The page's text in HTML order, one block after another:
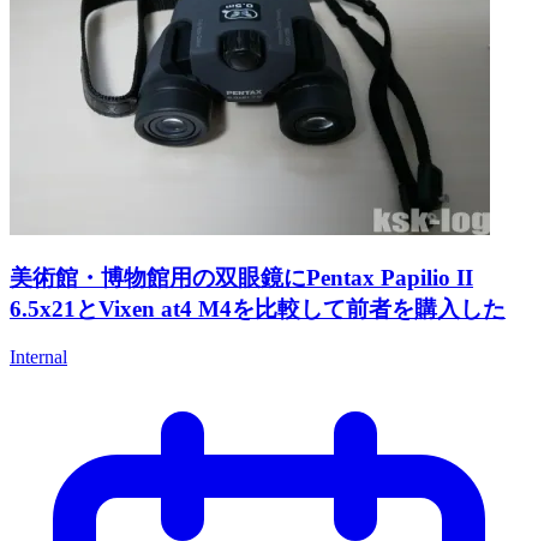
美術館・博物館用の双眼鏡にPentax Papilio II
6.5x21とVixen at4 M4を比較して前者を購入した
Internal